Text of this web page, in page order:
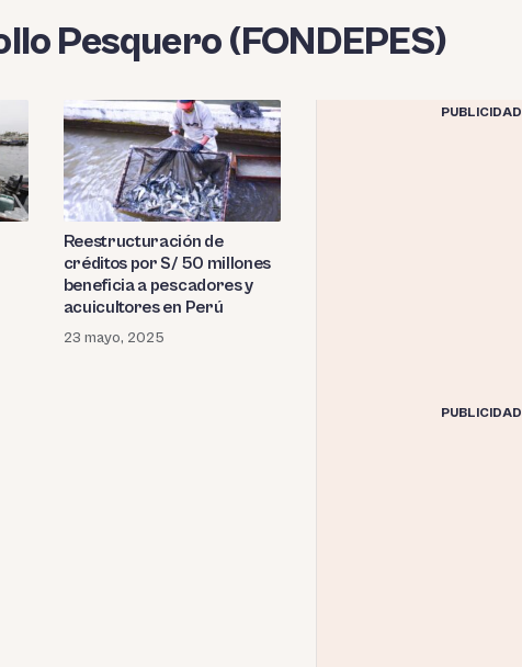
Pesquero (FONDEPES)
Reestructuración de
créditos por S/ 50 millones
beneficia a pescadores y
acuicultores en Perú
23 mayo, 2025
PUBLICIDAD
PUBLICIDAD